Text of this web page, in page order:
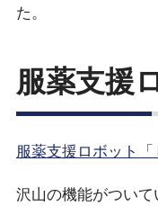
た。
服薬支援
服薬支援ロボット「
沢山の機能がついて